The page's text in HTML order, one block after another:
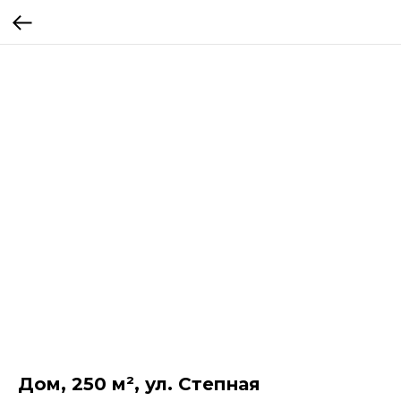
Дом, 250 м², ул. Степная